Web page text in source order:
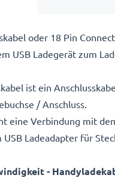
oder 18 Pin
USB Ladegerät zum
ist ein
/ Anschluss.
eine Verbindung mit
Ladeadapter für
-